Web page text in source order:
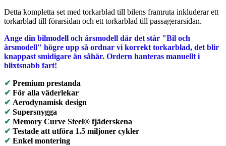
Detta kompletta set med torkarblad till bilens framruta inkluderar ett
torkarblad till förarsidan och ett torkarblad till passagerarsidan.
Ange din bilmodell och årsmodell där det står "Bil och
årsmodell" högre upp så ordnar vi korrekt torkarblad, det blir
knappast smidigare än såhär. Ordern hanteras manuellt i
blixtsnabb fart!
✔ Premium prestanda
✔ För alla väderlekar
✔ Aerodynamisk design
✔ Supersnygga
✔ Memory Curve Steel® fjäderskena
✔ Testade att utföra 1.5 miljoner cykler
✔ Enkel montering